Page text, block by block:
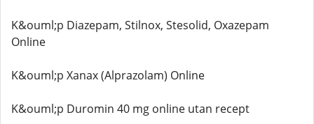
K&ouml;p Diazepam, Stilnox, Stesolid, Oxazepam
Online
K&ouml;p Xanax (Alprazolam) Online
K&ouml;p Duromin 40 mg online utan recept